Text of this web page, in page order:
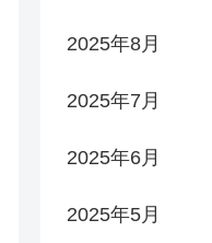
2025年8月
2025年7月
2025年6月
2025年5月